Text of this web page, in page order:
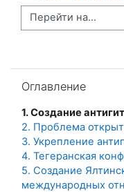
Перейти на...
Оглавление
1. Создание
2. Проблема
3. Укрепление
4. Тегеранская
5. Создание
международных